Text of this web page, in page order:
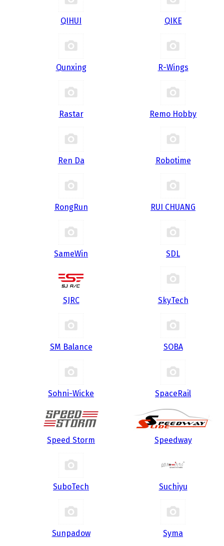
QIHUI QIKE
Qunxing R-Wings
Rastar Remo Hobby
Ren Da Robotime
RongRun RUI CHUANG
SameWin SDL
SJRC SkyTech
SM Balance SOBA
Sohni-Wicke SpaceRail
Speed Storm Speedway
SuboTech Suchiyu
Sunpadow Syma